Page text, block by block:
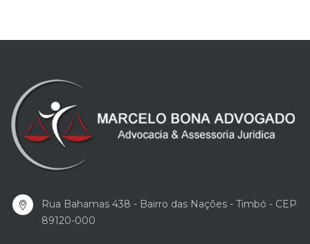
Rua Bahamas 438 - Bairro das Nações - Timbó - CEP
89120-000